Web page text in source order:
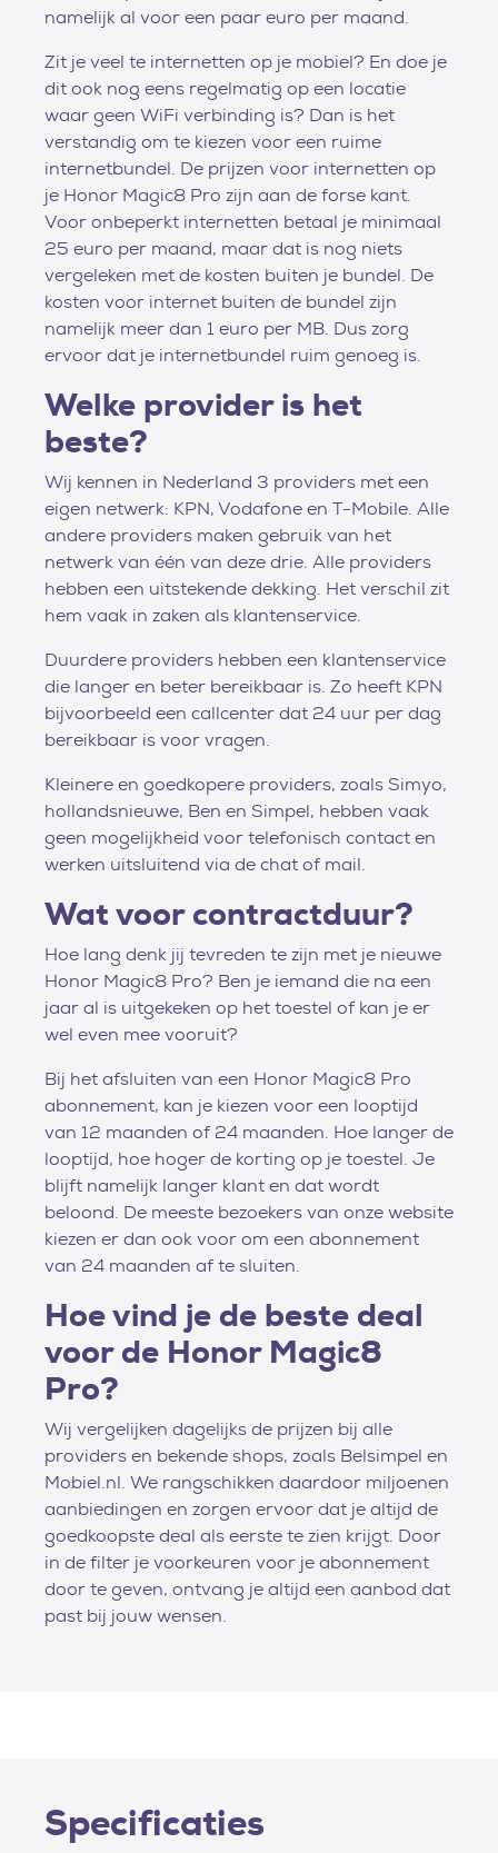
namelijk al voor een paar euro per maand.
Zit je veel te internetten op je mobiel? En doe je
dit ook nog eens regelmatig op een locatie
waar geen WiFi verbinding is? Dan is het
verstandig om te kiezen voor een ruime
internetbundel. De prijzen voor internetten op
je Honor Magic8 Pro zijn aan de forse kant.
Voor onbeperkt internetten betaal je minimaal
25 euro per maand, maar dat is nog niets
vergeleken met de kosten buiten je bundel. De
kosten voor internet buiten de bundel zijn
namelijk meer dan 1 euro per MB. Dus zorg
ervoor dat je internetbundel ruim genoeg is.
Welke provider is het
beste?
Wij kennen in Nederland 3 providers met een
eigen netwerk: KPN, Vodafone en T-Mobile. Alle
andere providers maken gebruik van het
netwerk van één van deze drie. Alle providers
hebben een uitstekende dekking. Het verschil zit
hem vaak in zaken als klantenservice.
Duurdere providers hebben een klantenservice
die langer en beter bereikbaar is. Zo heeft KPN
bijvoorbeeld een callcenter dat 24 uur per dag
bereikbaar is voor vragen.
Kleinere en goedkopere providers, zoals Simyo,
hollandsnieuwe, Ben en Simpel, hebben vaak
geen mogelijkheid voor telefonisch contact en
werken uitsluitend via de chat of mail.
Wat voor contractduur?
Hoe lang denk jij tevreden te zijn met je nieuwe
Honor Magic8 Pro? Ben je iemand die na een
jaar al is uitgekeken op het toestel of kan je er
wel even mee vooruit?
Bij het afsluiten van een Honor Magic8 Pro
abonnement, kan je kiezen voor een looptijd
van 12 maanden of 24 maanden. Hoe langer de
looptijd, hoe hoger de korting op je toestel. Je
blijft namelijk langer klant en dat wordt
beloond. De meeste bezoekers van onze website
kiezen er dan ook voor om een abonnement
van 24 maanden af te sluiten.
Hoe vind je de beste deal
voor de Honor Magic8
Pro?
Wij vergelijken dagelijks de prijzen bij alle
providers en bekende shops, zoals Belsimpel en
Mobiel.nl. We rangschikken daardoor miljoenen
aanbiedingen en zorgen ervoor dat je altijd de
goedkoopste deal als eerste te zien krijgt. Door
in de filter je voorkeuren voor je abonnement
door te geven, ontvang je altijd een aanbod dat
past bij jouw wensen.
Specificaties